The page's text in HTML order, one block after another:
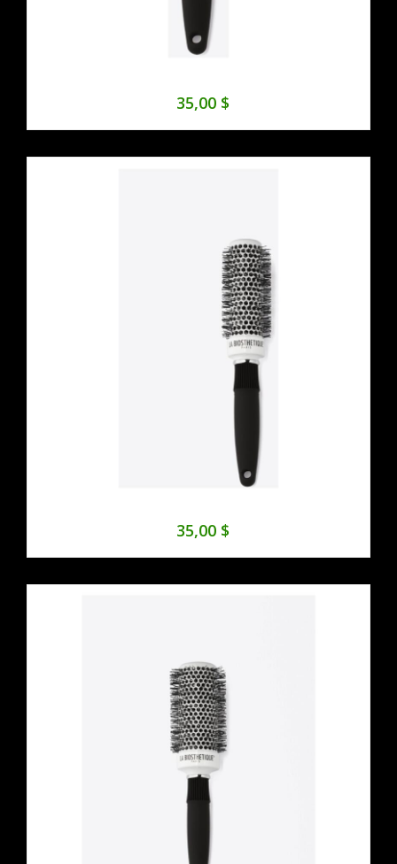
35,00 $
35,00 $